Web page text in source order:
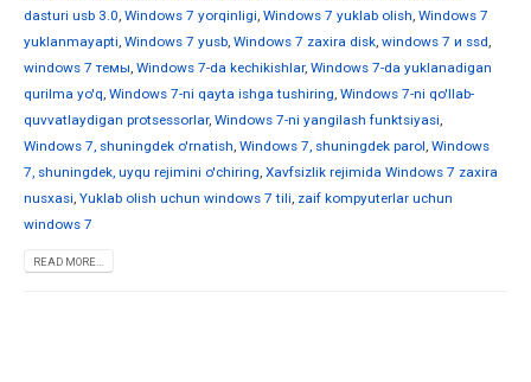
dasturi usb 3.0, Windows 7 yorqinligi, Windows 7 yuklab olish, Windows 7
yuklanmayapti, Windows 7 yusb, Windows 7 zaxira disk, windows 7 и ssd,
windows 7 темы, Windows 7-da kechikishlar, Windows 7-da yuklanadigan
qurilma yo'q, Windows 7-ni qayta ishga tushiring, Windows 7-ni qo'llab-
quvvatlaydigan protsessorlar, Windows 7-ni yangilash funktsiyasi,
Windows 7, shuningdek o'rnatish, Windows 7, shuningdek parol, Windows
7, shuningdek, uyqu rejimini o'chiring, Xavfsizlik rejimida Windows 7 zaxira
nusxasi, Yuklab olish uchun windows 7 tili, zaif kompyuterlar uchun
windows 7
READ MORE...